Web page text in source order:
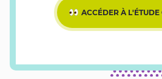
ACCÉDER À L'ÉTUDE